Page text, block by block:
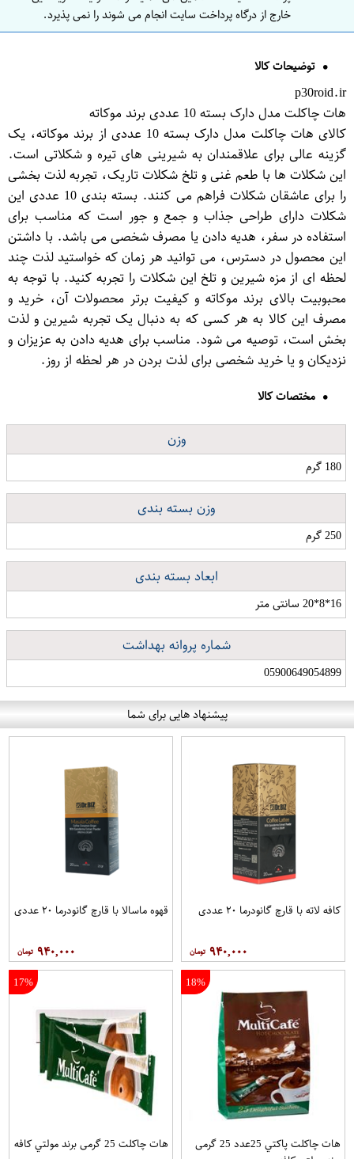
خارج از درگاه پرداخت سایت انجام می شوند را نمی پذیرد.
توضیحات کالا
p30roid.ir
هات چاکلت مدل دارک بسته 10 عددی برند موکاته
کالای هات چاکلت مدل دارک بسته 10 عددی از برند موکاته، یک
گزینه عالی برای علاقمندان به شیرینی های تیره و شکلاتی است.
این شکلات ها با طعم غنی و تلخ شکلات تاریک، تجربه لذت بخشی
را برای عاشقان شکلات فراهم می کنند. بسته بندی 10 عددی این
شکلات دارای طراحی جذاب و جمع و جور است که مناسب برای
استفاده در سفر، هدیه دادن یا مصرف شخصی می باشد. با داشتن
این محصول در دسترس، می توانید هر زمان که خواستید لذت چند
لحظه ای از مزه شیرین و تلخ این شکلات را تجربه کنید. با توجه به
محبوبیت بالای برند موکاته و کیفیت برتر محصولات آن، خرید و
مصرف این کالا به هر کسی که به دنبال یک تجربه شیرین و لذت
بخش است، توصیه می شود. مناسب برای هدیه دادن به عزیزان و
نزدیکان و یا خرید شخصی برای لذت بردن در هر لحظه از روز.
مختصات کالا
وزن
180 گرم
وزن بسته بندی
250 گرم
ابعاد بسته بندی
16*8*20 سانتی متر
شماره پروانه بهداشت
05900649054899
پیشنهاد هایی برای شما
کافه لاته با قارچ گانودرما ۲۰ عددی
۹۴۰,۰۰۰
قهوه ماسالا با قارچ گانودرما ۲۰ عددی
۹۴۰,۰۰۰
18%
هات چاکلت پاکتي 25عدد 25 گرمی
17%
هات چاکلت 25 گرمی برند مولتي کافه